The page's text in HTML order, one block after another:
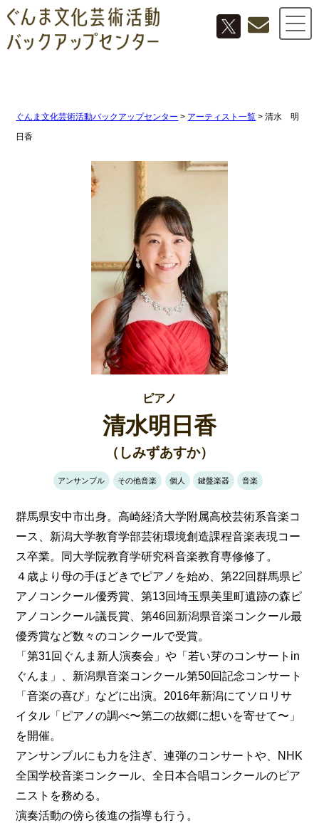
ぐんま文化芸術活動バックアップセンター > アーティスト一覧 >清水 明
日香
ピアノ
清水明日香
（しみずあすか）
アンサンブル その他音楽 個人 鍵盤楽器 音楽
群馬県安中市出身。高崎経済大学附属高校芸術系音楽コ
ース、新潟大学教育学部芸術環境創造課程音楽表現コー
ス卒業。同大学院教育学研究科音楽教育専修修了。
４歳より母の手ほどきでピアノを始め、第22回群馬県ピ
アノコンクール優秀賞、第13回埼玉県美里町遺跡の森ピ
アノコンクール議長賞、第46回新潟県音楽コンクール最
優秀賞など数々のコンクールで受賞。
「第31回ぐんま新人演奏会」や「若い芽のコンサートin
ぐんま」、新潟県音楽コンクール第50回記念コンサート
「音楽の喜び」などに出演。2016年新潟にてソロリサ
イタル「ピアノの調べ〜第二の故郷に想いを寄せて〜」
を開催。
アンサンブルにも力を注ぎ、連弾のコンサートや、NHK
全国学校音楽コンクール、全日本合唱コンクールのピア
ニストを務める。
演奏活動の傍ら後進の指導も行う。